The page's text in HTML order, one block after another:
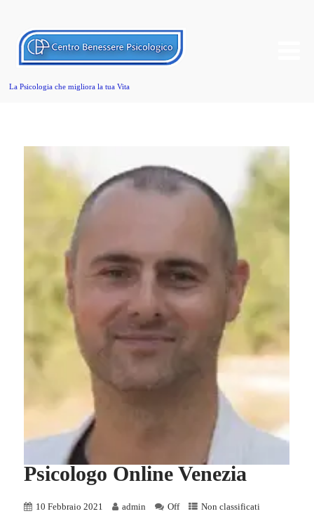
La Psicologia che migliora la tua Vita
Psicologo Online Venezia
10 Febbraio 2021 admin Off Non classificati